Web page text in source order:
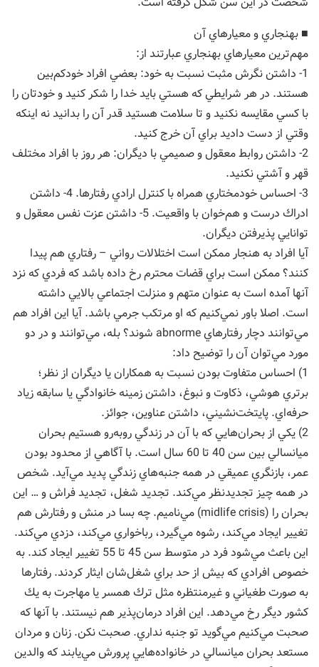
■ بهنجاري و معيارهاي آن
مهم‌ترين معيارهاي بهنجاري عبارتند از:
1- داشتن نگرش مثبت نسبت به خود: بعضي افراد خودكم‌بين
هستند. در هر شرايطي كه هستي بايد خدا را شكر كنيد و خودتان را
با كسي مقايسه نكنيد و تا سلامت هستيد قدر آن را بدانيد نه اينكه
وقتي از دست داديد براي آن خرج كنيد.
2- داشتن روابط معقول و صميمي با ديگران: هر روز با افراد مختلف
قهر و آشتي نكنيد.
3- احساس خودمختاري همراه با كنترل ارادي رفتارها. 4- داشتن
ادراك درست و هم‌خوان با واقعيت. 5- داشتن عزت نفس معقول و
توانايي پذيرفتن ديگران.
آيا افراد به هنجار ممكن است اختلالات رواني – رفتاري هم پيدا
كنند؟ ممكن است براي قضات محترم رخ داده باشد كه فردي كه نزد
آنها آمده است به عنوان متهم و منزلت اجتماعي بالايي داشته
است. اصلا باور نمي‌كنيم كه او مرتكب جرمي باشد. آيا اين افراد هم
مي‌توانند دچار رفتارهاي abnorme شوند؟ بله، مي‌توانند و در دو
مورد مي‌توان آن را توضيح داد:
1) احساس متفاوت بودن نسبت به همكاران يا ديگران از نظر؛
برتري هوشي، ذكاوت و نبوغ، داشتن زمينه خانوادگي يا سابقه زياد
حرفه‌اي. پايتخت‌نشيني، داشتن عناوين، جوائز.
2) يكي از بحران‌هايي كه با آن در زندگي روبه‌رو هستيم بحران
ميانسالي بين سن 40 تا 60 سال است. با آگاهي از محدود بودن
عمر، بازنگري عميقي در همه جنبه‌هاي زندگي پديد مي‌آيد. شخص
در همه چيز تجديدنظر مي‌كند. تجديد شغل، تجديد فراش و … اين
بحران را (midlife crisis) مي‌ناميم. چه بسا در منش و رفتارش هم
تغيير ايجاد مي‌كند، رشوه مي‌گيرد، رباخواري مي‌كند، دزدي مي‌كند.
اين باعث مي‌شود فرد در متوسط سن 45 تا 55 تغيير ايجاد كند. به
خصوص افرادي كه بيش از حد براي شغل‌شان ايثار كردند. رفتارها
به صورت طغياني و غيرمنتظره مثل ترك همسر يا مهاجرت به يك
كشور ديگر رخ مي‌دهد. اين افراد درمان‌پذير هم نيستند. با آنها كه
صحبت مي‌كنيم مي‌گويد تو جنبه نداري. صحبت نكن. زنان و مردان
مستعد بحران ميانسالي در خانواده‌هايي پرورش مي‌يابند كه والدين